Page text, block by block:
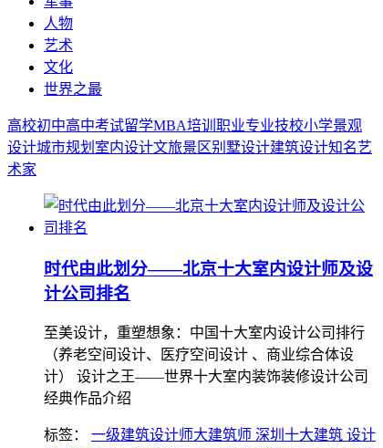
人物
艺术
文化
世界之最
高校初中高中考试留学MBA培训 职业专业技校小学景观
设计城市规划 室内设计文旅景区别墅设计建筑设计知名艺
术家
时代由此划分——北京十大室内设计师及设
计公司排名
至美设计，重塑想象：中国十大室内设计公司排行
（养老空间设计、医疗空间设计 、商业综合体设
计） 设计之王——世界十大室内装饰装修设计公司
经典作品介绍
标签： 一级建筑设计师大建筑师 深圳十大建筑 设计